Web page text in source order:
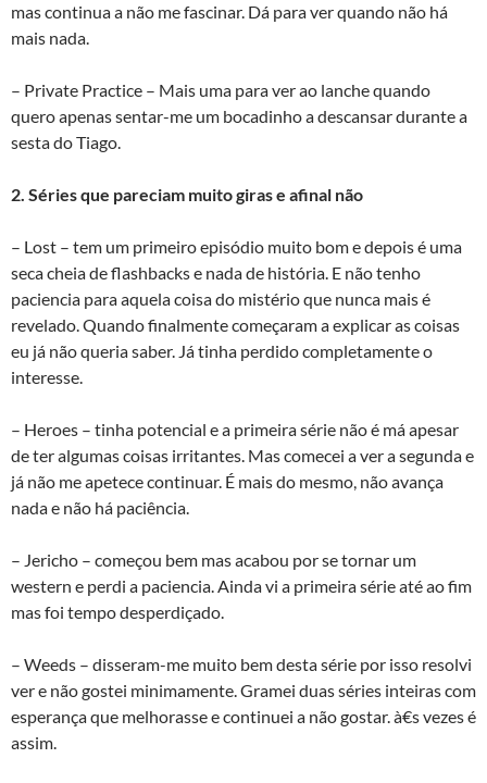
mas continua a não me fascinar. Dá para ver quando não há
mais nada.
– Private Practice – Mais uma para ver ao lanche quando
quero apenas sentar-me um bocadinho a descansar durante a
sesta do Tiago.
2. Séries que pareciam muito giras e afinal não
– Lost – tem um primeiro episódio muito bom e depois é uma
seca cheia de flashbacks e nada de história. E não tenho
paciencia para aquela coisa do mistério que nunca mais é
revelado. Quando finalmente começaram a explicar as coisas
eu já não queria saber. Já tinha perdido completamente o
interesse.
– Heroes – tinha potencial e a primeira série não é má apesar
de ter algumas coisas irritantes. Mas comecei a ver a segunda e
já não me apetece continuar. É mais do mesmo, não avança
nada e não há paciência.
– Jericho – começou bem mas acabou por se tornar um
western e perdi a paciencia. Ainda vi a primeira série até ao fim
mas foi tempo desperdiçado.
– Weeds – disseram-me muito bem desta série por isso resolvi
ver e não gostei minimamente. Gramei duas séries inteiras com
esperança que melhorasse e continuei a não gostar. à€s vezes é
assim.